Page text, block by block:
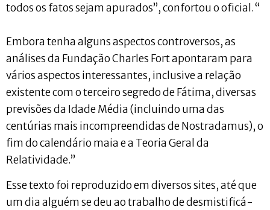
todos os fatos sejam apurados”, confortou o oficial.“
Embora tenha alguns aspectos controversos, as
análises da Fundação Charles Fort apontaram para
vários aspectos interessantes, inclusive a relação
existente com o terceiro segredo de Fátima, diversas
previsões da Idade Média (incluindo uma das
centúrias mais incompreendidas de Nostradamus), o
fim do calendário maia e a Teoria Geral da
Relatividade.”
Esse texto foi reproduzido em diversos sites, até que
um dia alguém se deu ao trabalho de desmistificá-